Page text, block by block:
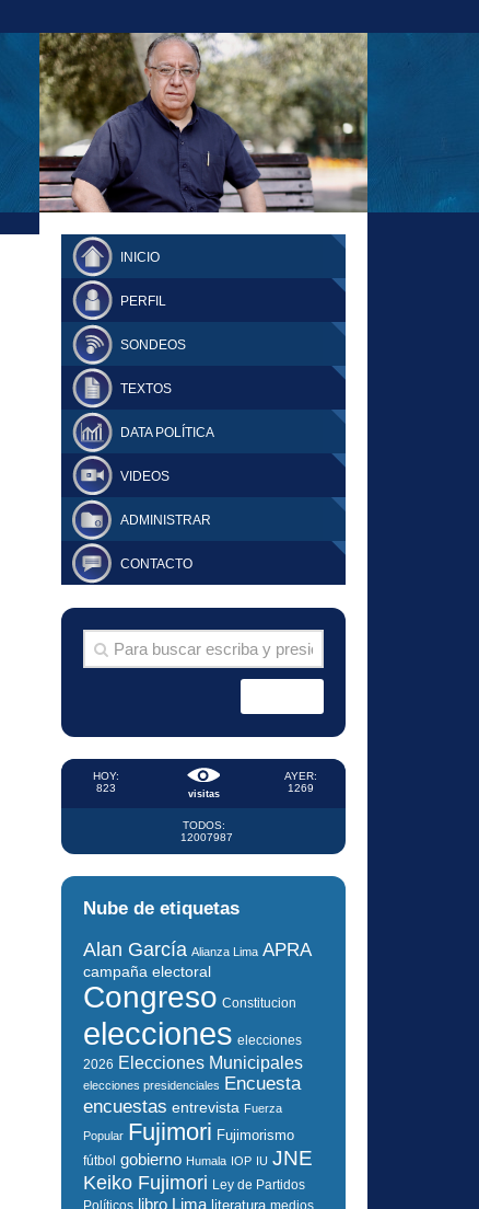
FERNANDO TUESTA SUPLEMENTO
DOMINGO
INICIO
PERFIL
SONDEOS
TEXTOS
DATA POLÍTICA
VIDEOS
ADMINISTRAR
CONTACTO
visitas
HOY:
823
AYER:
1269
TODOS:
12007987
Nube de etiquetas
Alan García Alianza Lima APRA
campaña electoral
Congreso Constitucion
elecciones elecciones
2026 Elecciones Municipales
elecciones presidenciales Encuesta
encuestas entrevista Fuerza
Popular Fujimori Fujimorismo
fútbol gobierno Humala IOP IU JNE
Keiko Fujimori Ley de Partidos
Políticos libro Lima literatura medios